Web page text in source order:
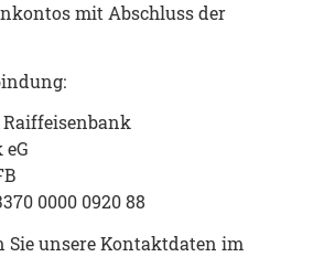
mit Abschluss der
0000 0920 88
Sie unsere Kontaktdaten im